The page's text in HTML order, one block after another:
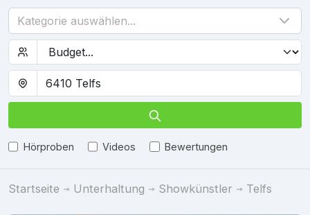
Kategorie auswählen...
Hörproben Videos Bewertungen
Startseite Unterhaltung Showkünstler Telfs